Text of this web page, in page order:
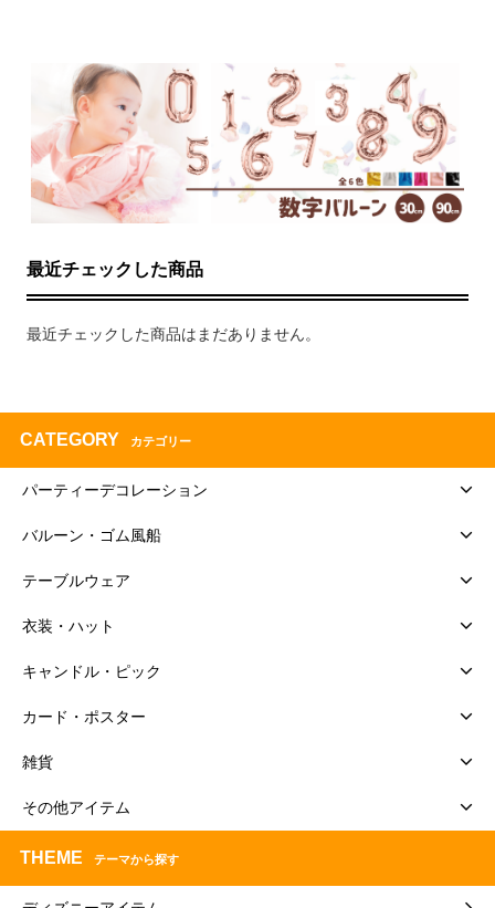
最近チェックした商品
最近チェックした商品はまだありません。
CATEGORY カテゴリー
パーティーデコレーション
バルーン・ゴム風船
テーブルウェア
衣装・ハット
キャンドル・ピック
カード・ポスター
雑貨
その他アイテム
THEME テーマから探す